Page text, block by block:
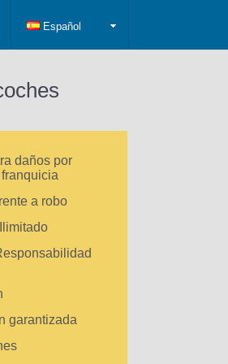
Español
daños por
a robo
garantizada